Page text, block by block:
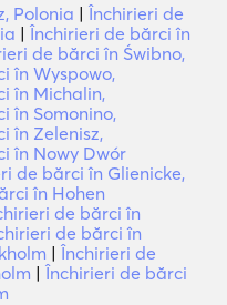
Polonia | Închirieri de
| Închirieri de bărci în
de bărci în Świbno,
în Wyspowo,
în Michalin,
în Somonino,
în Zelenisz,
în Nowy Dwór
de bărci în Glienicke,
în Hohen
de bărci în
de bărci în
| Închirieri de
| Închirieri de bărci